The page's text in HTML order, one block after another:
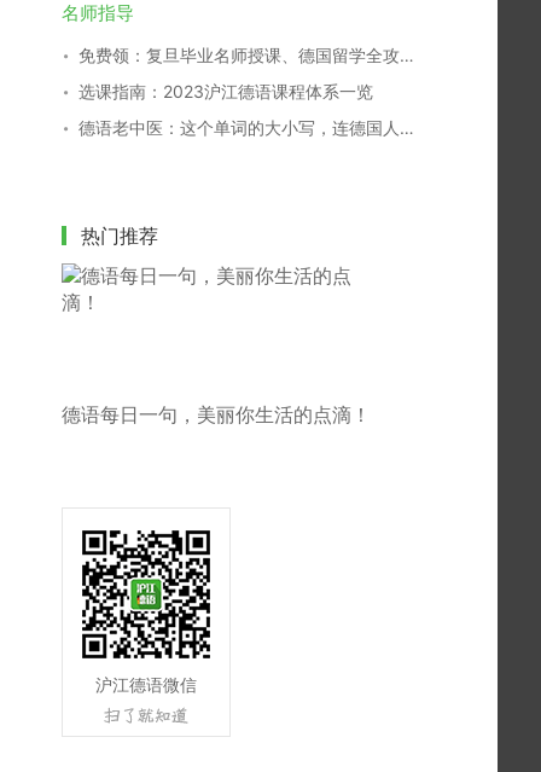
名师指导
免费领：复旦毕业名师授课、德国留学全攻略！（价值￥99）
选课指南：2023沪江德语课程体系一览
德语老中医：这个单词的大小写，连德国人都搞不清！
热门推荐
德语每日一句，美丽你生活的点滴！
沪江德语微信